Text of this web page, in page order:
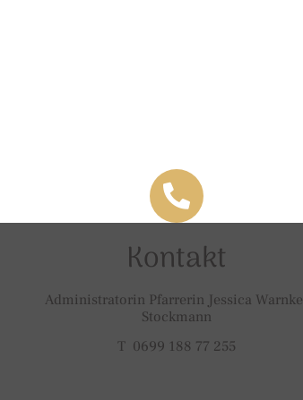
Kontakt
Administratorin Pfarrerin Jessica Warnke-
Stockmann
T 0699 188 77 255